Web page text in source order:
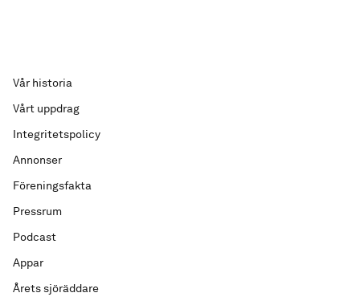
Vår historia
Vårt uppdrag
Integritetspolicy
Annonser
Föreningsfakta
Pressrum
Podcast
Appar
Årets sjöräddare